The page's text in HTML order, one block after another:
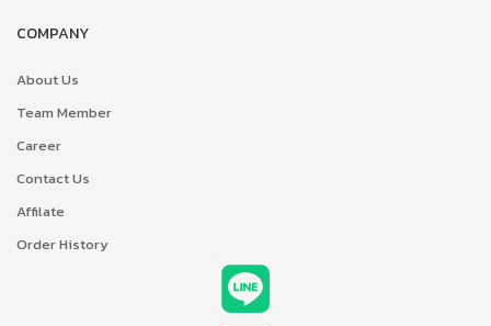
COMPANY
About Us
Team Member
Career
Contact Us
Affilate
Order History